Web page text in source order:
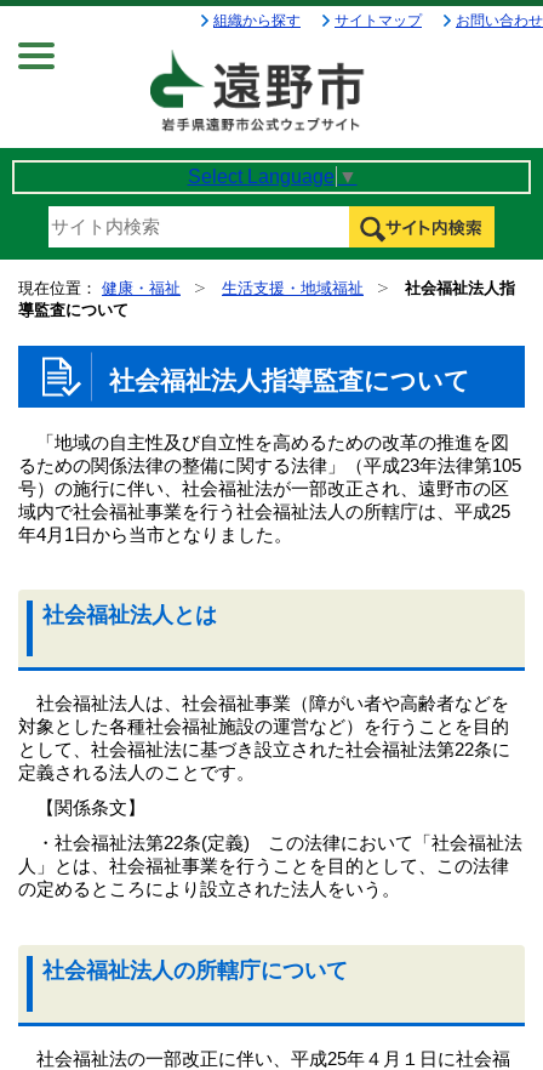
組織から探す サイトマップ お問い合わせ
Select Language ▼
現在位置： 健康・福祉 生活支援・地域福祉
社会福祉法人指
導監査について
社会福祉法人指導監査について
「地域の自主性及び自立性を高めるための改革の推進を図
るための関係法律の整備に関する法律」（平成23年法律第105
号）の施行に伴い、社会福祉法が一部改正され、遠野市の区
域内で社会福祉事業を行う社会福祉法人の所轄庁は、平成25
年4月1日から当市となりました。
社会福祉法人とは
社会福祉法人は、社会福祉事業（障がい者や高齢者などを
対象とした各種社会福祉施設の運営など）を行うことを目的
として、社会福祉法に基づき設立された社会福祉法第22条に
定義される法人のことです。
【関係条文】
・社会福祉法第22条(定義) この法律において「社会福祉法
人」とは、社会福祉事業を行うことを目的として、この法律
の定めるところにより設立された法人をいう。
社会福祉法人の所轄庁について
社会福祉法の一部改正に伴い、平成25年４月１日に社会福